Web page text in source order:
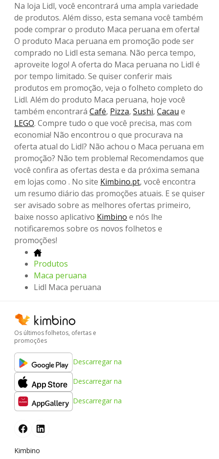
Na loja Lidl, você encontrará uma ampla variedade
de produtos. Além disso, esta semana você também
pode comprar o produto Maca peruana em oferta!
O produto Maca peruana em promoção pode ser
comprado no Lidl esta semana. Não perca tempo,
aproveite logo! A oferta do Maca peruana no Lidl é
por tempo limitado. Se quiser conferir mais
produtos em promoção, veja o folheto completo do
Lidl. Além do produto Maca peruana, hoje você
também encontrará Café, Pizza, Sushi, Cacau e
LEGO. Compre tudo o que você precisa, mas com
economia! Não encontrou o que procurava na
oferta atual do Lidl? Não achou o Maca peruana em
promoção? Não tem problema! Recomendamos que
você confira as ofertas desta e da próxima semana
em lojas como . No site Kimbino.pt, você encontra
um resumo diário das promoções atuais. E se quiser
ser avisado sobre as melhores ofertas primeiro,
baixe nosso aplicativo Kimbino e nós lhe
notificaremos sobre os novos folhetos e
promoções!
Produtos
Maca peruana
Lidl Maca peruana
Os últimos folhetos, ofertas e
promoções
Descarregar na
Descarregar na
Descarregar na
Kimbino